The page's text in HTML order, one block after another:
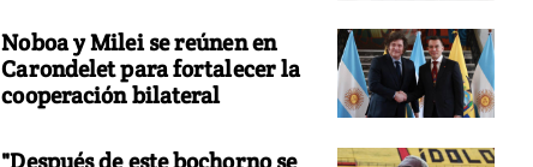
Noboa y Milei se reúnen en
Carondelet para fortalecer la
cooperación bilateral
"Después de este bochorno se